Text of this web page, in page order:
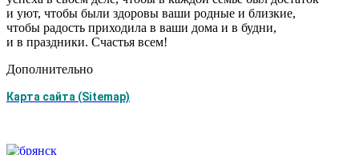
и уют, чтобы были здоровы ваши родные и близкие,
чтобы радость приходила в ваши дома и в будни,
и в праздники. Счастья всем!
Дополнительно
Карта сайта (Sitemap)